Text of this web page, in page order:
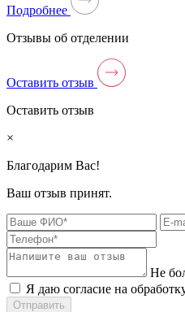
Подробнее
Отзывы об отделении
Оставить отзыв
Оставить отзыв
×
Благодарим Вас!
Ваш отзыв принят.
Не
Я даю согласие на
Отправить